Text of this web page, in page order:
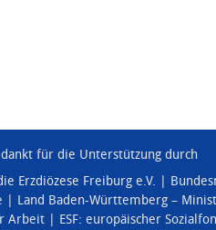
für die Unterstützung durch
Erzdiözese Freiburg e.V.
Land Baden-Württemberg –
Arbeit ESF: europäischer